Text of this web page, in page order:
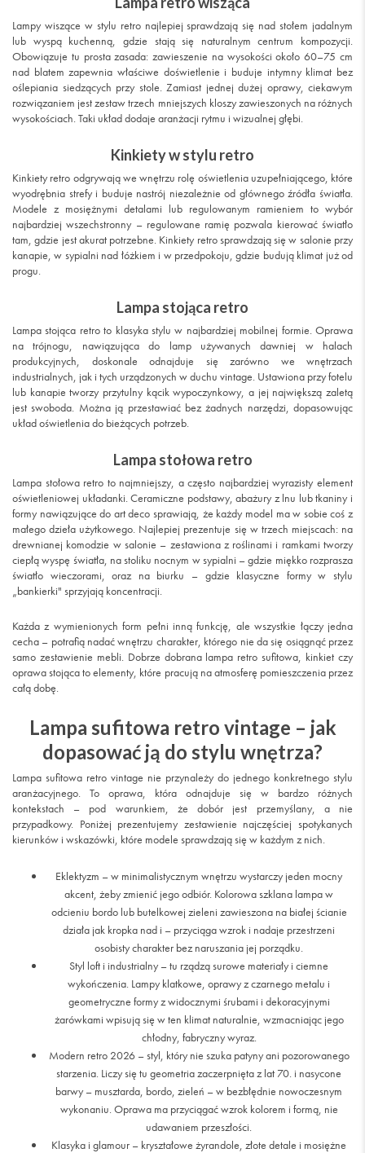
Lampy wiszące w stylu retro najlepiej sprawdzają się nad stołem jadalnym
lub wyspą kuchenną, gdzie stają się naturalnym centrum kompozycji.
Obowiązuje tu prosta zasada: zawieszenie na wysokości około 60–75 cm
nad blatem zapewnia właściwe doświetlenie i buduje intymny klimat bez
oślepiania siedzących przy stole. Zamiast jednej dużej oprawy, ciekawym
rozwiązaniem jest zestaw trzech mniejszych kloszy zawieszonych na różnych
wysokościach. Taki układ dodaje aranżacji rytmu i wizualnej głębi.
Kinkiety w stylu retro
Kinkiety retro odgrywają we wnętrzu rolę oświetlenia uzupełniającego, które
wyodrębnia strefy i buduje nastrój niezależnie od głównego źródła światła.
Modele z mosiężnymi detalami lub regulowanym ramieniem to wybór
najbardziej wszechstronny – regulowane ramię pozwala kierować światło
tam, gdzie jest akurat potrzebne. Kinkiety retro sprawdzają się w salonie przy
kanapie, w sypialni nad łóżkiem i w przedpokoju, gdzie budują klimat już od
progu.
Lampa stojąca retro
Lampa stojąca retro to klasyka stylu w najbardziej mobilnej formie. Oprawa
na trójnogu, nawiązująca do lamp używanych dawniej w halach
produkcyjnych, doskonale odnajduje się zarówno we wnętrzach
industrialnych, jak i tych urządzonych w duchu vintage. Ustawiona przy fotelu
lub kanapie tworzy przytulny kącik wypoczynkowy, a jej największą zaletą
jest swoboda. Można ją przestawiać bez żadnych narzędzi, dopasowując
układ oświetlenia do bieżących potrzeb.
Lampa stołowa retro
Lampa stołowa retro to najmniejszy, a często najbardziej wyrazisty element
oświetleniowej układanki. Ceramiczne podstawy, abażury z lnu lub tkaniny i
formy nawiązujące do art deco sprawiają, że każdy model ma w sobie coś z
małego dzieła użytkowego. Najlepiej prezentuje się w trzech miejscach: na
drewnianej komodzie w salonie – zestawiona z roślinami i ramkami tworzy
ciepłą wyspę światła, na stoliku nocnym w sypialni – gdzie miękko rozprasza
światło wieczorami, oraz na biurku – gdzie klasyczne formy w stylu
„bankierki" sprzyjają koncentracji.
Każda z wymienionych form pełni inną funkcję, ale wszystkie łączy jedna
cecha – potrafią nadać wnętrzu charakter, którego nie da się osiągnąć przez
samo zestawienie mebli. Dobrze dobrana lampa retro sufitowa, kinkiet czy
oprawa stojąca to elementy, które pracują na atmosferę pomieszczenia przez
całą dobę.
Lampa sufitowa retro vintage – jak
dopasować ją do stylu wnętrza?
Lampa sufitowa retro vintage nie przynależy do jednego konkretnego stylu
aranżacyjnego. To oprawa, która odnajduje się w bardzo różnych
kontekstach – pod warunkiem, że dobór jest przemyślany, a nie
przypadkowy. Poniżej prezentujemy zestawienie najczęściej spotykanych
kierunków i wskazówki, które modele sprawdzają się w każdym z nich.
Eklektyzm – w minimalistycznym wnętrzu wystarczy jeden mocny
akcent, żeby zmienić jego odbiór. Kolorowa szklana lampa w
odcieniu bordo lub butelkowej zieleni zawieszona na białej ścianie
działa jak kropka nad i – przyciąga wzrok i nadaje przestrzeni
osobisty charakter bez naruszania jej porządku.
Styl loft i industrialny – tu rządzą surowe materiały i ciemne
wykończenia. Lampy klatkowe, oprawy z czarnego metalu i
geometryczne formy z widocznymi śrubami i dekoracyjnymi
żarówkami wpisują się w ten klimat naturalnie, wzmacniając jego
chłodny, fabryczny wyraz.
Modern retro 2026 – styl, który nie szuka patyny ani pozorowanego
starzenia. Liczy się tu geometria zaczerpnięta z lat 70. i nasycone
barwy – musztarda, bordo, zieleń – w bezbłędnie nowoczesnym
wykonaniu. Oprawa ma przyciągać wzrok kolorem i formą, nie
udawaniem przeszłości.
Klasyka i glamour – kryształowe żyrandole, złote detale i mosiężne